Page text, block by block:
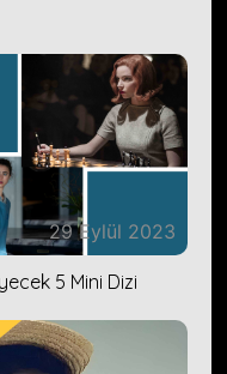
29 Eylül 2023
5 Mini Dizi